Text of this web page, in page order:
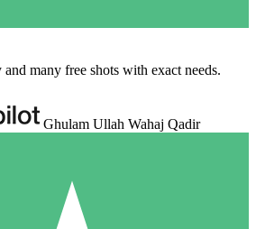
many free shots with exact needs.
Ghulam Ullah Wahaj Qadir